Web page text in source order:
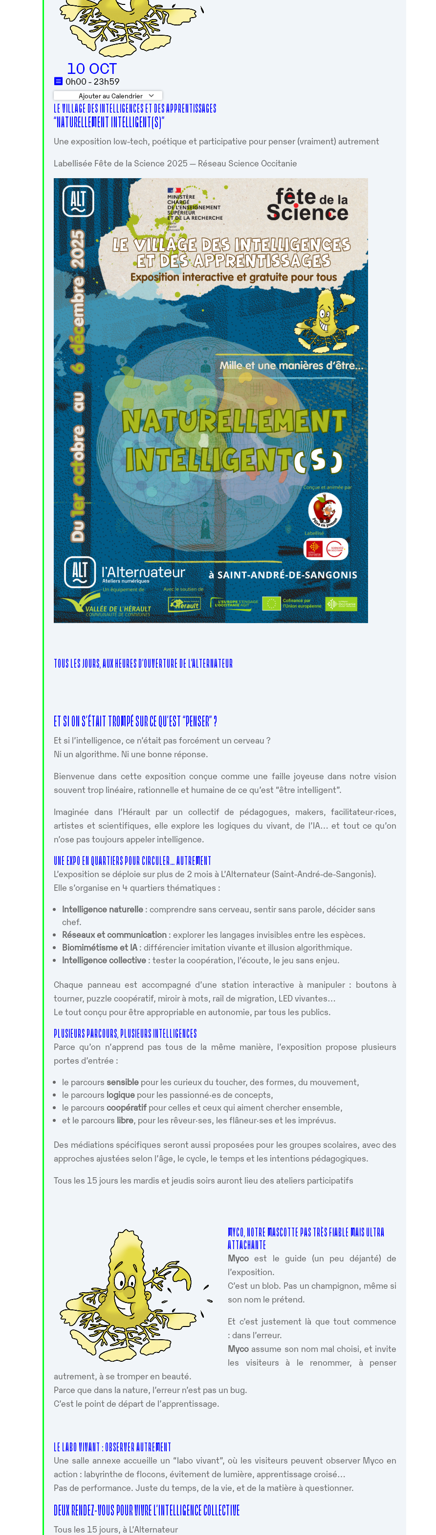
10 OCT
0h00 - 23h59
Ajouter au Calendrier
Télécharger ICS Calendrier Google
LE VILLAGE DES INTELLIGENCES ET DES APPRENTISSAGES
“NATURELLEMENT INTELLIGENT(S)”
Une exposition low-tech, poétique et participative pour penser (vraiment) autrement
Labellisée Fête de la Science 2025 — Réseau Science Occitanie
TOUS LES JOURS, AUX HEURES D’OUVERTURE DE L’ALTERNATEUR
ET SI ON S’ÉTAIT TROMPÉ SUR CE QU’EST “PENSER” ?
Et si l’intelligence, ce n’était pas forcément un cerveau ?
Ni un algorithme. Ni une bonne réponse.
Bienvenue dans cette exposition conçue comme une faille joyeuse dans notre vision
souvent trop linéaire, rationnelle et humaine de ce qu’est “être intelligent”.
Imaginée dans l’Hérault par un collectif de pédagogues, makers, facilitateur·rices,
artistes et scientifiques, elle explore les logiques du vivant, de l’IA… et tout ce qu’on
n’ose pas toujours appeler intelligence.
UNE EXPO EN QUARTIERS POUR CIRCULER… AUTREMENT
L’exposition se déploie sur plus de 2 mois à L’Alternateur (Saint-André-de-Sangonis).
Elle s’organise en 4 quartiers thématiques :
Intelligence naturelle : comprendre sans cerveau, sentir sans parole, décider sans
chef.
Réseaux et communication : explorer les langages invisibles entre les espèces.
Biomimétisme et IA : différencier imitation vivante et illusion algorithmique.
Intelligence collective : tester la coopération, l’écoute, le jeu sans enjeu.
Chaque panneau est accompagné d’une station interactive à manipuler : boutons à
tourner, puzzle coopératif, miroir à mots, rail de migration, LED vivantes…
Le tout conçu pour être appropriable en autonomie, par tous les publics.
PLUSIEURS PARCOURS, PLUSIEURS INTELLIGENCES
Parce qu’on n’apprend pas tous de la même manière, l’exposition propose plusieurs
portes d’entrée :
le parcours sensible pour les curieux du toucher, des formes, du mouvement,
le parcours logique pour les passionné·es de concepts,
le parcourscoopératif pour celles et ceux qui aiment chercher ensemble,
et le parcours libre, pour les rêveur·ses, les flâneur·ses et les imprévus.
Des médiations spécifiques seront aussi proposées pour les groupes scolaires, avec des
approches ajustées selon l’âge, le cycle, le temps et les intentions pédagogiques.
Tous les 15 jours les mardis et jeudis soirs auront lieu des ateliers participatifs
MYCO, NOTRE MASCOTTE PAS TRÈS FIABLE MAIS ULTRA
ATTACHANTE
Myco est le guide (un peu déjanté) de
l’exposition.
C’est un blob. Pas un champignon, même si
son nom le prétend.
Et c’est justement là que tout commence
: dans l’erreur.
Myco assume son nom mal choisi, et invite
les visiteurs à le renommer, à penser
autrement, à se tromper en beauté.
Parce que dans la nature, l’erreur n’est pas un bug.
C’est le point de départ de l’apprentissage.
LE LABO VIVANT : OBSERVER AUTREMENT
Une salle annexe accueille un “labo vivant”, où les visiteurs peuvent observer Myco en
action : labyrinthe de flocons, évitement de lumière, apprentissage croisé…
Pas de performance. Juste du temps, de la vie, et de la matière à questionner.
DEUX RENDEZ-VOUS POUR VIVRE L’INTELLIGENCE COLLECTIVE
Tous les 15 jours, à L’Alternateur